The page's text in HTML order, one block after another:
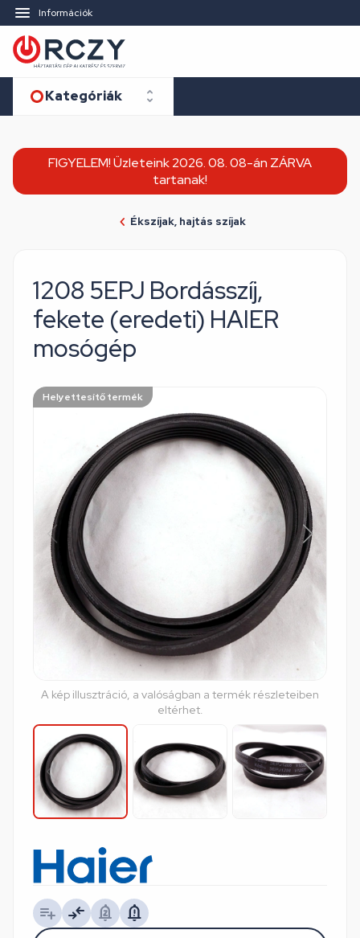
Információk
Kategóriák
FIGYELEM! Üzleteink 2026. 08. 08-án ZÁRVA
tartanak!
Ékszíjak, hajtás szíjak
1208 5EPJ Bordásszíj,
fekete (eredeti) HAIER
mosógép
A kép illusztráció, a valóságban a termék részleteiben
eltérhet.
Helyettesítő termék